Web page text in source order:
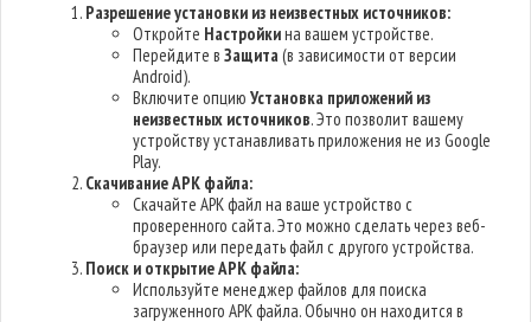
Разрешение установки из неизвестных источников:
Откройте Настройкина вашем устройстве.
Перейдите вЗащита(в зависимости от версии
Android).
Включите опциюУстановка приложений из
неизвестных источников. Это позволит вашему
устройству устанавливать приложения не из Google
Play.
Скачивание APK файла:
Скачайте APK файл на ваше устройство с
проверенного сайта. Это можно сделать через веб-
браузер или передать файл с другого устройства.
Поиск и открытие APK файла:
Используйте менеджер файлов для поиска
загруженного APK файла. Обычно он находится в